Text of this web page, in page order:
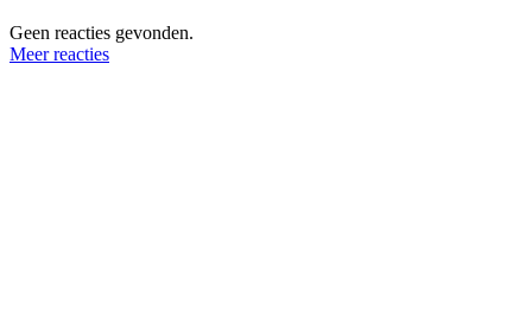
Geen reacties gevonden.
Meer reacties